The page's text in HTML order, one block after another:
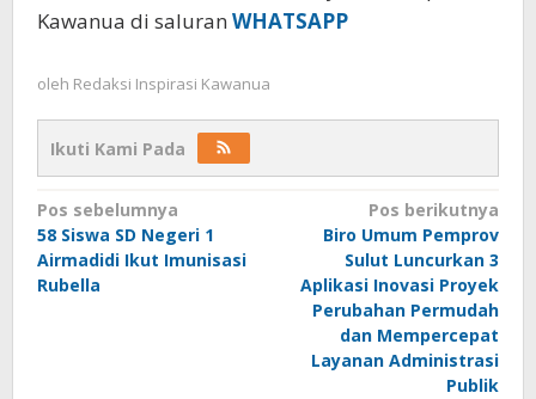
Kawanua di saluran WHATSAPP
oleh Redaksi Inspirasi Kawanua
Ikuti Kami Pada
Navigasi
pos
Pos sebelumnya
58 Siswa SD Negeri 1
Airmadidi Ikut Imunisasi
Rubella
Pos berikutnya
Biro Umum Pemprov
Sulut Luncurkan 3
Aplikasi Inovasi Proyek
Perubahan Permudah
dan Mempercepat
Layanan Administrasi
Publik